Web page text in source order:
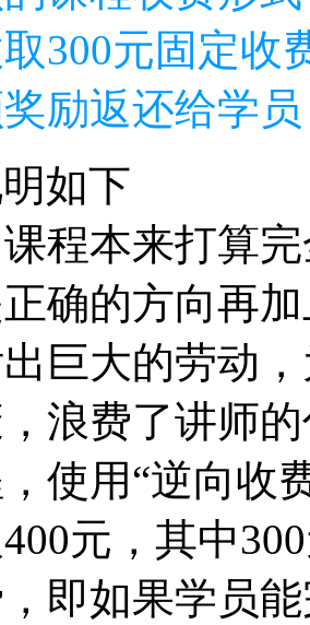
程本来打算
正确的方向再
巨大的劳动
浪费了讲师
使用“逆向收
元，其中
即如果学员
作业，则100
有的学习计
化为大家强